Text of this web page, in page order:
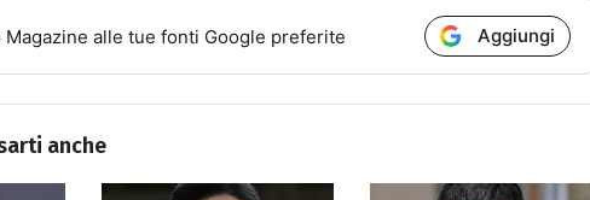
Magazine alle tue fonti Google preferite Aggiungi
anche